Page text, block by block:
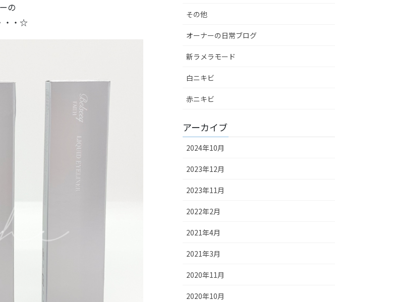
の
・・☆
その他
オーナーの日常ブログ
新ラメラモード
白ニキビ
赤ニキビ
アーカイブ
2024年10月
2023年12月
2023年11月
2022年2月
2021年4月
2021年3月
2020年11月
2020年10月